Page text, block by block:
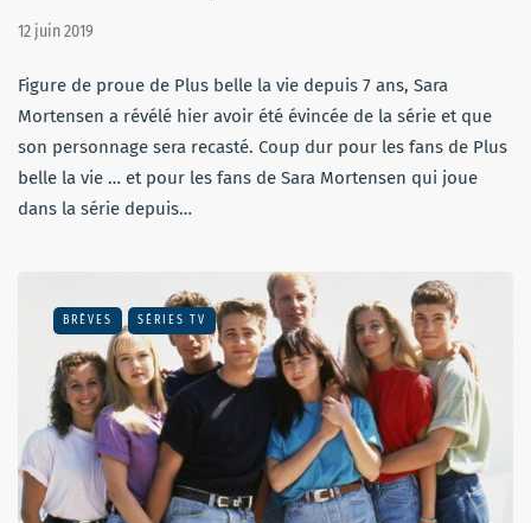
12 juin 2019
Figure de proue de Plus belle la vie depuis 7 ans, Sara
Mortensen a révélé hier avoir été évincée de la série et que
son personnage sera recasté. Coup dur pour les fans de Plus
belle la vie … et pour les fans de Sara Mortensen qui joue
dans la série depuis…
BRÈVES SÉRIES TV